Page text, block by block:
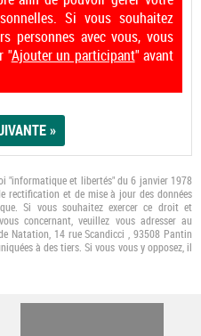
Si vous souhaitez
personnes avec vous, vous
"Ajouter un participant" avant
"informatique et libertés" du 6 janvier 1978
rectification et de mise à jour des données
Si vous souhaitez exercer ce droit et
concernant, veuillez vous adresser au
Natation, 14 rue Scandicci , 93508 Pantin
à des tiers. Si vous vous y opposez, il